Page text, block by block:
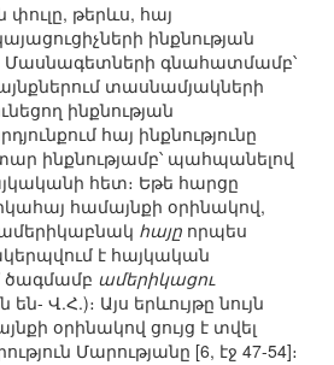
թերևս, հայ
ինքնության
Մասնագետների գնահատմամբ՝
տասնամյակների
ինքնության
հայ ինքնությունը
ինքնությամբ՝ պահպանելով
հետ։ Եթե հարցը
համայնքի օրինակով,
հայը որպես
է հայկական
ամերիկացու
են- Վ.Հ.)։ Այս երևույթը նույն
օրինակով ցույց է տվել
Մարությանը [6, էջ 47-54]։